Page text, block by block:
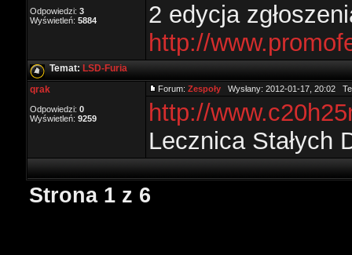
Odpowiedzi: 3
Wyświetleń: 5884
2 edycja
http://
Temat: LSD-Furia
qrak
Odpowiedzi: 0
Wyświetleń: 9259
Forum: Zespoły Wysłany: 2012-01-17, 20:02
http://
Lecznica Stałych
Strona 1 z 6